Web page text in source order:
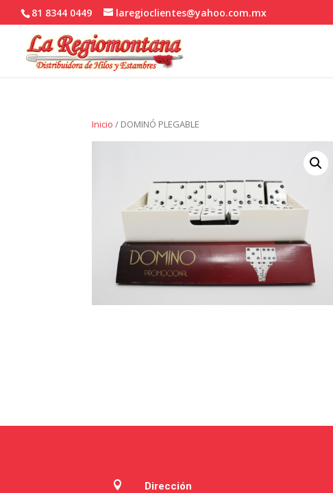
81 8344 0449 laregioclientes@yahoo.com.mx
Inicio / DOMINÓ PLEGABLE
 Dirección